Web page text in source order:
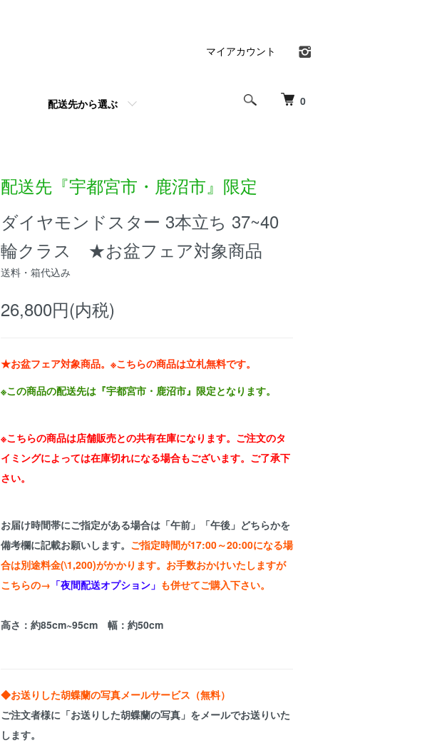
0
配送先から選ぶ
マイアカウント
配送先『宇都宮市・鹿沼市』限定
ダイヤモンドスター 3本立ち 37~40
輪クラス ★お盆フェア対象商品
送料・箱代込み
26,800円(内税)
★お盆フェア対象商品。※こちらの商品は立札無料です。
※この商品の配送先は『宇都宮市・鹿沼市』限定となります。
※こちらの商品は店舗販売との共有在庫になります。ご注文のタ
イミングによっては在庫切れになる場合もございます。ご了承下
さい。
お届け時間帯にご指定がある場合は「午前」「午後」どちらかを
備考欄に記載お願いします。 ご指定時間が17:00～20:00になる場
合は別途料金(\1,200)がかかります。お手数おかけいたしますが
こちらの→ 「夜間配送オプション」 も併せてご購入下さい。
高さ：約85cm~95cm 幅：約50cm
◆お送りした胡蝶蘭の写真メールサービス（無料）
ご注文者様に「お送りした胡蝶蘭の写真」をメールでお送りいた
します。